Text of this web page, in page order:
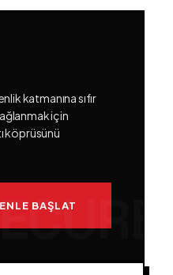
katmanına sıfır
için
köprüsünü
BAŞLAT